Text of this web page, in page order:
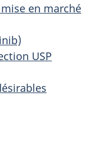
en marché
USP